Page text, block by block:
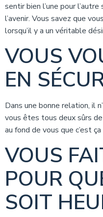
sentir bien l’une pour
l’avenir. Vous savez que
lorsqu’il y a un véritable
VOUS
EN
Dans une bonne relation, il
vous êtes tous deux sûrs
au fond de vous que c’est ça
VOUS
POUR
SOIT